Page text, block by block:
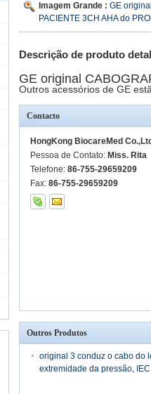
Imagem Grande : GE
PACIENTE 3CH AHA do
Descrição de produto
GE original
Outros acessórios de GE
Contacto
HongKong BiocareMed Co.,Ltd
Pessoa de Contato: Miss. Rita
Telefone: 86-755-29659209
Fax: 86-755-29659209
Outros Produtos
original 3 conduz o cabo do
extremidade da pressão, IEC